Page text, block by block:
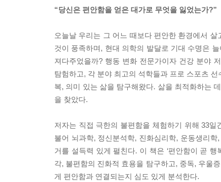
“당신은 편안함을 얻은 대가로 무엇을 잃었는가?”
오늘날 우리는 그 어느 때보다 편안한 환경에서
것이 풍족하며, 현대 의학의 발달로 기대 수명은
져다주었을까? 행동 변화 전문가이자 건강 분야
탐험하고, 각 분야 최고의 석학들과 프로 스포츠
복, 의미 있는 삶을 탐구해왔다. 삶을 최적화하는
을 찾았다.
저자는 직접 극한의 불편함을 체험하기 위해 33
불어 뇌과학, 정신분석학, 진화심리학, 운동생리
거를 설득력 있게 펼친다. 이 책은 ‘편안함이 곧
각, 불편함의 진화적 효용을 탐구하고, 중독, 우울
게 편안함과 연결되는지 심도 있게 분석한다.